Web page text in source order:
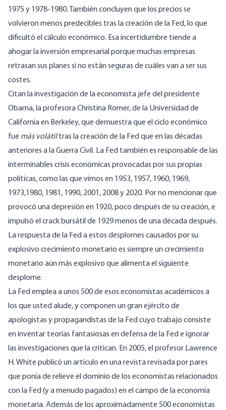
1975 y 1978-1980. También concluyen que los precios se
volvieron menos predecibles tras la creación de la Fed, lo que
dificultó el cálculo económico. Esa incertidumbre tiende a
ahogar la inversión empresarial porque muchas empresas
retrasan sus planes si no están seguras de cuáles van a ser sus
costes.
Citan la investigación de la economista jefe del presidente
Obama, la profesora Christina Romer, de la Universidad de
California en Berkeley, que demuestra que el ciclo económico
fue más volátiltras la creación de la Fed que en las décadas
anteriores a la Guerra Civil. La Fed también es responsable de las
interminables crisis económicas provocadas por sus propias
políticas, como las que vimos en 1953, 1957, 1960, 1969,
1973,1980, 1981, 1990, 2001, 2008 y 2020. Por no mencionar que
provocó una depresión en 1920, poco después de su creación, e
impulsó el crack bursátil de 1929 menos de una década después.
La respuesta de la Fed a estos desplomes causados por su
explosivo crecimiento monetario es siempre un crecimiento
monetario aún más explosivo que alimenta el siguiente
desplome.
La Fed emplea a unos 500 de esos economistas académicos a
los que usted alude, y componen un gran ejército de
apologistas y propagandistas de la Fed cuyo trabajo consiste
en inventar teorías fantasiosas en defensa de la Fed e ignorar
las investigaciones que la critican. En 2005, el profesor Lawrence
H. White publicó un artículo en una revista revisada por pares
que ponía de relieve el dominio de los economistas relacionados
con la Fed (y a menudo pagados) en el campo de la economía
monetaria. Además de los aproximadamente 500 economistas